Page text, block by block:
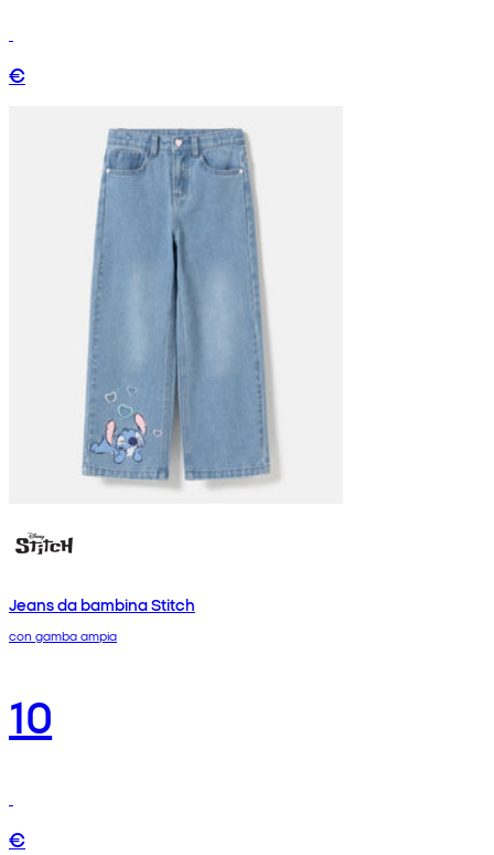
€
Jeans da bambina Stitch
con gamba ampia
10
€